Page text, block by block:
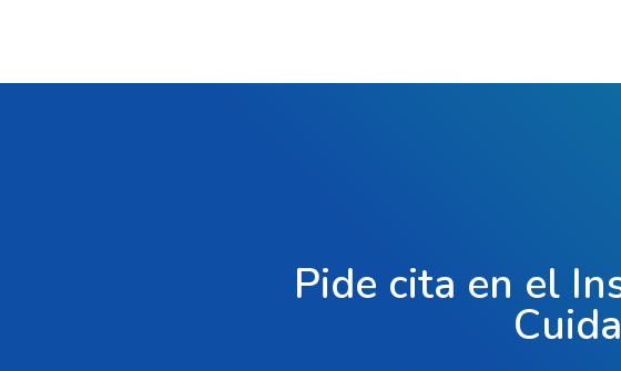
Pide cita en el